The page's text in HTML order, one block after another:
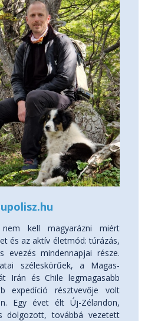
kell magyarázni miért
és az aktív életmód: túrázás,
evezés mindennapjai része.
széleskörűek, a Magas-
Irán és Chile legmagasabb
expedíció résztvevője volt
Egy évet élt Új-Zélandon,
dolgozott, továbbá vezetett